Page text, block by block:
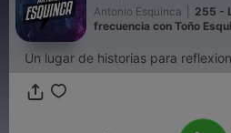
Antonio Esquinca
255 -
frecuencia con Toño
Un lugar de historias para